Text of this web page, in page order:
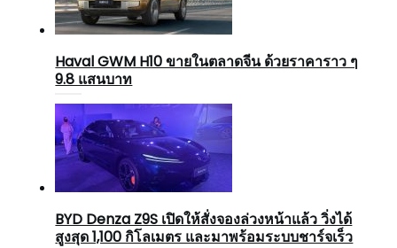
Haval GWM H10 ขายในตลาดจีน ด้วยราคาราว ๆ
9.8 แสนบาท
BYD Denza Z9S เปิดให้สั่งจองล่วงหน้าแล้ว วิ่งได้
สูงสุด 1,100 กิโลเมตร และมาพร้อมระบบชาร์จเร็ว